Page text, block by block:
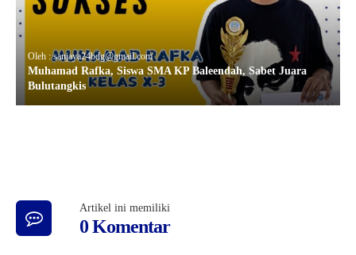
Oleh : sanjaya24bdg@gmail.com
Muhamad Rafka, Siswa SMA KP Baleendah, Sabet Juara
Bulutangkis
Artikel ini memiliki
0 Komentar